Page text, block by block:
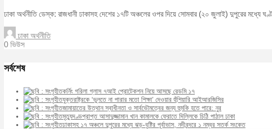
ঢাকা অর্থনীতি ডেস্ক: রাজধানী ঢাকাসহ দেশের ১৭টি অঞ্চলের ওপর দিয়ে সোমবার (২০ জুলাই) দুপুরের
ঢাকা অর্থনীতি
0 ভিউস
সর্বশেষ
কর্নিং গরিলা গ্লাস ৭আই প্রোটেকশন নিয়ে আসছে রেডমি ১৭
যুক্তরাষ্ট্রকে ‘ভুলতে না পারার মতো শিক্ষা’ দেওয়ার হুঁশিয়ারি আইআরজিসির
জামায়াতের উত্থান স্বাধীনতা ও সার্বভৌমত্বের জন্য হুমকি হতে পারে: নুর
মৃত্যুদণ্ডপ্রাপ্ত আসাদুজ্জামান খান কামালকে ফেরাতে দিল্লিকে চিঠি পাঠাল ঢাকা
ঢাকাসহ ১৭ অঞ্চলে দুপুরের মধ্যে ঝড়-বৃষ্টির পূর্বাভাস, নদীবন্দরে ১ নম্বর সতর্ক সংকেত